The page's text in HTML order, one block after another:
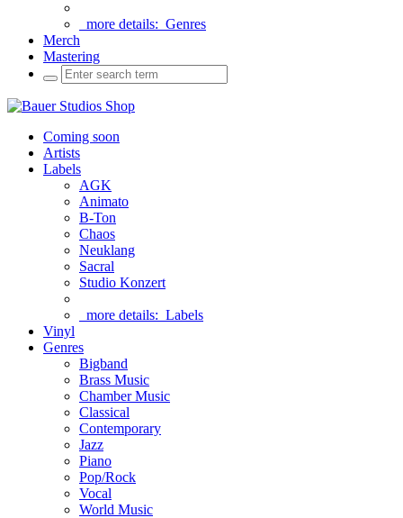
more details: Genres
Merch
Mastering
Coming soon
Artists
Labels
AGK
Animato
B-Ton
Chaos
Neuklang
Sacral
Studio Konzert
more details: Labels
Vinyl
Genres
Bigband
Brass Music
Chamber Music
Classical
Contemporary
Jazz
Piano
Pop/Rock
Vocal
World Music